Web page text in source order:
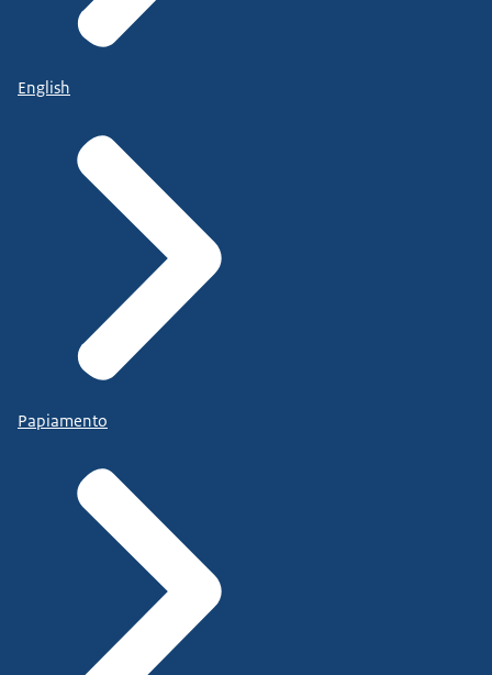
English
Papiamento